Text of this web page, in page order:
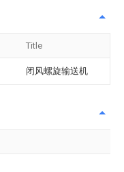
Title
闭风螺旋输送机